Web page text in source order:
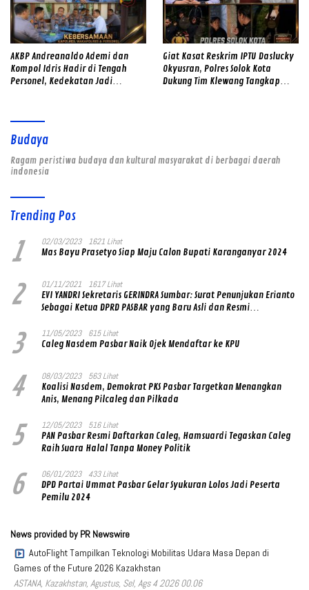
AKBP Andreanaldo Ademi dan
Kompol Idris Hadir di Tengah
Personel, Kedekatan Jadi
Giat Kasat Reskrim IPTU Daslucky
Okyusran, Polres Solok Kota
Dukung Tim Klewang Tangkap
Budaya
Ragam peristiwa budaya dan kultural masyarakat di berbagai daerah
indonesia
Trending Pos
1 02/03/2023 1621 Lihat
Mas Bayu Prasetyo Siap Maju Calon Bupati Karanganyar 2024
2 01/11/2021 1617 Lihat
EVI YANDRI Sekretaris GERINDRA Sumbar: Surat Penunjukan Erianto
Sebagai Ketua DPRD PASBAR yang Baru Asli dan Resmi
3 11/05/2023 615 Lihat
Caleg Nasdem Pasbar Naik Ojek Mendaftar ke KPU
4 08/03/2023 563 Lihat
Koalisi Nasdem, Demokrat PKS Pasbar Targetkan Menangkan
Anis, Menang Pilcaleg dan Pilkada
5 12/05/2023 516 Lihat
PAN Pasbar Resmi Daftarkan Caleg, Hamsuardi Tegaskan Caleg
Raih Suara Halal Tanpa Money Politik
6 06/01/2023 433 Lihat
DPD Partai Ummat Pasbar Gelar Syukuran Lolos Jadi Peserta
Pemilu 2024
News provided by PR Newswire
AutoFlight Tampilkan Teknologi Mobilitas Udara Masa Depan di
Games of the Future 2026 Kazakhstan
ASTANA, Kazakhstan, Agustus, Sel, Ags 4 2026 00.06